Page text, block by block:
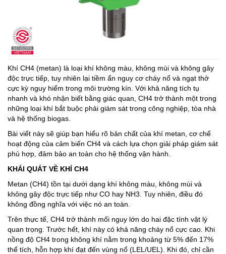
Khí CH4 (metan) là loại khí không màu, không mùi và không gây
độc trực tiếp, tuy nhiên lại tiềm ẩn nguy cơ cháy nổ và ngạt thở
cực kỳ nguy hiểm trong môi trường kín. Với khả năng tích tụ
nhanh và khó nhận biết bằng giác quan, CH4 trở thành một trong
những loại khí bắt buộc phải giám sát trong công nghiệp, tòa nhà
và hệ thống biogas.
Bài viết này sẽ giúp bạn hiểu rõ bản chất của khí metan, cơ chế
hoạt động của cảm biến CH4 và cách lựa chọn giải pháp giám sát
phù hợp, đảm bảo an toàn cho hệ thống vận hành.
KHÁI QUÁT VỀ KHÍ CH4
Metan (CH4) tồn tại dưới dạng khí không màu, không mùi và
không gây độc trực tiếp như CO hay NH3. Tuy nhiên, điều đó
không đồng nghĩa với việc nó an toàn.
Trên thực tế, CH4 trở thành mối nguy lớn do hai đặc tính vật lý
quan trọng. Trước hết, khí này có khả năng cháy nổ cực cao. Khi
nồng độ CH4 trong không khí nằm trong khoảng từ 5% đến 17%
thể tích, hỗn hợp khí đạt đến vùng nổ (LEL/UEL). Khi đó, chỉ cần